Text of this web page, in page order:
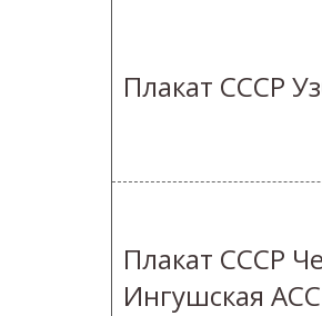
Плакат СССР
Плакат СССР
Ингушская